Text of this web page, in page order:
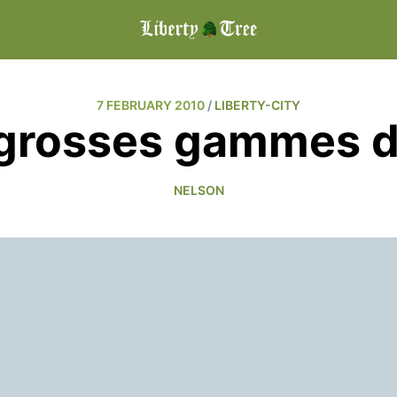
7 FEBRUARY 2010 / LIBERTY-CITY
gammes
NELSON